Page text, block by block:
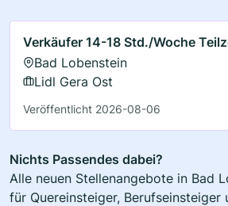
Verkäufer 14-18 Std./Woche
Bad Lobenstein
Lidl Gera Ost
Veröffentlicht 2026-08-06
Nichts Passendes dabei?
Alle neuen Stellenangebote in Bad
für Quereinsteiger, Berufseinsteiger